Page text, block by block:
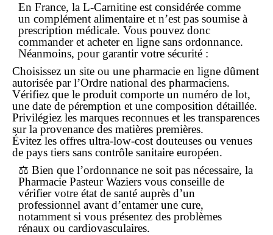
En France, la L-Carnitine est considérée comme
un complément alimentaire et n’est pas soumise à
prescription médicale. Vous pouvez donc
commanderet acheter en ligne sans ordonnance.
Néanmoins, pour garantir votre sécurité :
Choisissez un site ou une pharmacie en ligne dûment
autorisée par l’Ordre national des pharmaciens.
Vérifiez que le produit comporte un numéro de lot,
une date de péremption et une composition détaillée.
Privilégiez les marques reconnues et les transparences
sur la provenance des matières premières.
Évitez les offres ultra-low-cost douteuses ou venues
de pays tiers sans contrôle sanitaire européen.
⚖️ Bien que l’ordonnance ne soit pas nécessaire, la
Pharmacie Pasteur Waziers vous conseille de
vérifier votre état de santé auprès d’un
professionnel avant d’entamer une cure,
notamment si vous présentez des problèmes
rénaux ou cardiovasculaires.